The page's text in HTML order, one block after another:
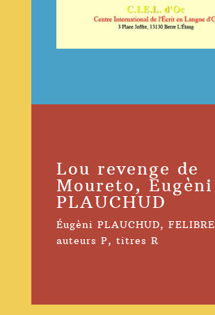
Lou revenge de
Moureto, Eugèni
PLAUCHUD
Éugèni PLAUCHUD, FELIBRE
auteurs P, titres R